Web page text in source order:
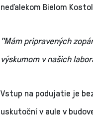
neďalekom Bielom
"Mám pripravených
výskumom v našich
Vstup na podujatie je
uskutoční v aule v